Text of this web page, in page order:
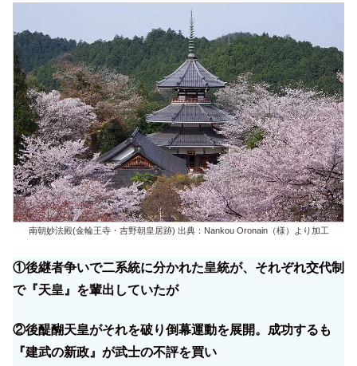
南朝妙法殿(金輪王寺・吉野朝皇居跡) 出典：Nankou Oronain（様）より加工
①後継者争いで二系統に分かれた皇統が、それぞれ交代制
で『天皇』を輩出していたが
②後醍醐天皇がそれを破り倒幕運動を展開。成功するも
『建武の新政』が武士の不評を買い